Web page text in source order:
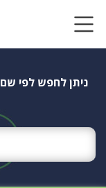
ניתן לחפש לפי